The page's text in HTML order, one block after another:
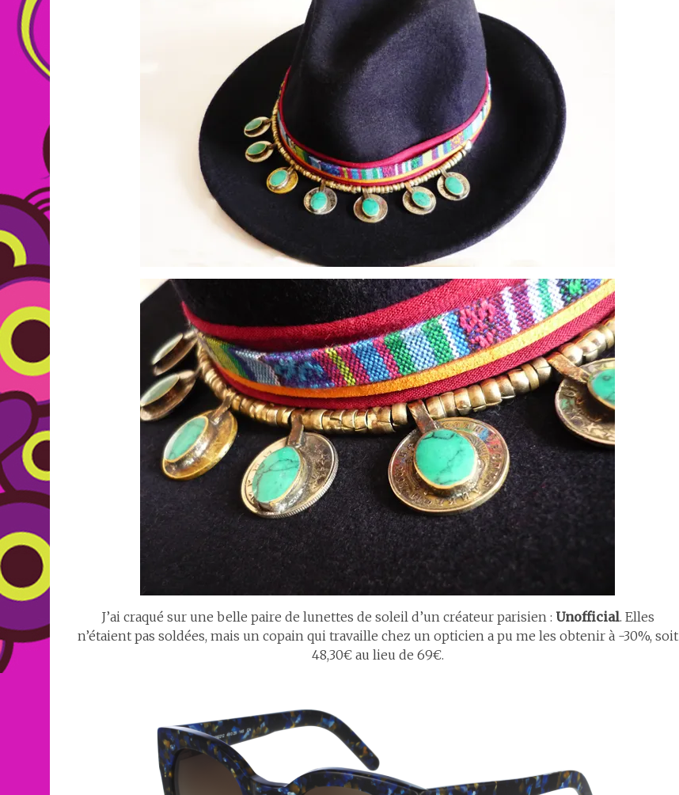
J’ai craqué sur une belle paire de lunettes de soleil d’un créateur parisien : Unofficial. Elles
n’étaient pas soldées, mais un copain qui travaille chez un opticien a pu me les obtenir à -30%, soit
48,30€ au lieu de 69€.